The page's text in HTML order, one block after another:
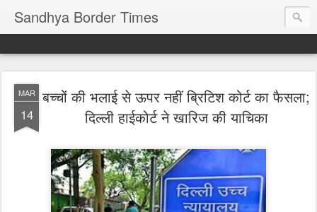
Sandhya Border Times
MAR
14
बच्चों की भलाई से ऊपर नहीं ब्रिटिश कोर्ट का फैसला;
दिल्ली हाईकोर्ट ने खारिज की याचिका